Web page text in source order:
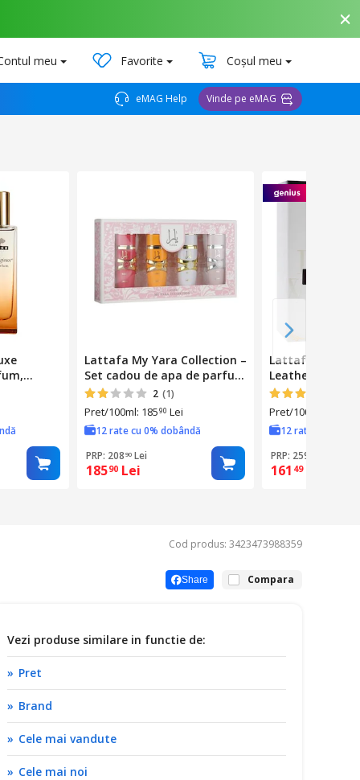
meu Favorite Coșul meu
eMAG Help Vinde pe eMAG
Lattafa My Yara Collection –
Set cadou de apa de parfum
4 × 25 ml pentru femei (Yara
+ Yara Moi + Yara Tous +
Yara Candy)
2 (1)
Pret/100ml: 18590 Lei
12 rate cu 0% dobândă
PRP: 208 90 Lei
18590 Lei
Lattafa Ana
Leather Apa
100ml –
Oriental
de Pie­le si
Persistenta
Pret/100ml: 269
12 rate cu 0%
PRP: 259
161 49
Cod produs: 3423473988359
Share Compara
Vezi produse similare in functie de:
Pret
Brand
Cele mai vandute
Cele mai noi